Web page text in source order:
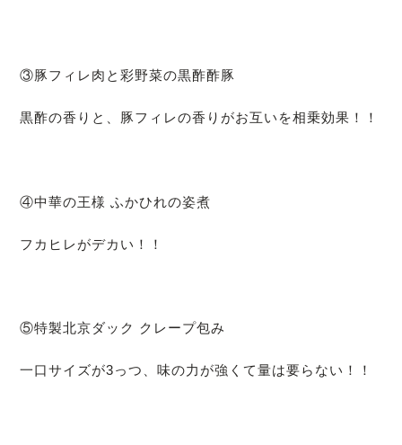
③豚フィレ肉と彩野菜の黒酢酢豚
黒酢の香りと、豚フィレの香りがお互いを相乗効果！！
④中華の王様 ふかひれの姿煮
フカヒレがデカい！！
⑤特製北京ダック クレープ包み
一口サイズが3っつ、味の力が強くて量は要らない！！